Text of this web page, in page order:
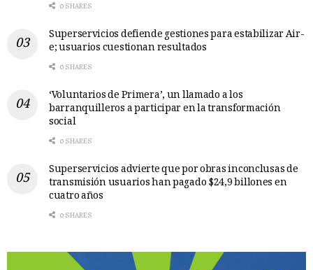
0 SHARES
Superservicios defiende gestiones para estabilizar Air-
e; usuarios cuestionan resultados
0 SHARES
‘Voluntarios de Primera’, un llamado a los
barranquilleros a participar en la transformación
social
0 SHARES
Superservicios advierte que por obras inconclusas de
transmisión usuarios han pagado $24,9 billones en
cuatro años
0 SHARES